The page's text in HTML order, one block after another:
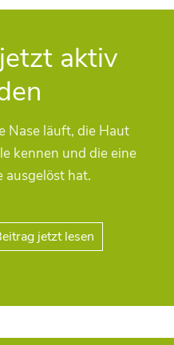
aktiv
Nase läuft, die Haut
kennen und die eine
ausgelöst hat.
jetzt lesen